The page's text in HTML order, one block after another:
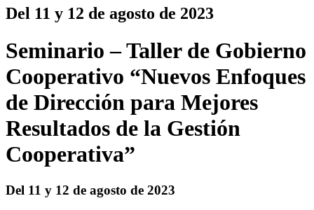
Del 11 y 12 de agosto de 2023
Seminario – Taller de Gobierno
Cooperativo “Nuevos Enfoques
de Dirección para Mejores
Resultados de la Gestión
Cooperativa”
Del 11 y 12 de agosto de 2023